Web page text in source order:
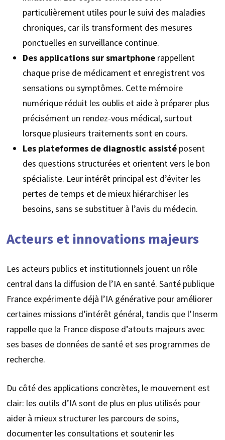
particulièrement utiles pour le suivi des maladies
chroniques, car ils transforment des mesures
ponctuelles en surveillance continue.
Des applications sur smartphonerappellent
chaque prise de médicament et enregistrent vos
sensations ou symptômes. Cette mémoire
numérique réduit les oublis et aide à préparer plus
précisément un rendez-vous médical, surtout
lorsque plusieurs traitements sont en cours.
Les plateformes de diagnostic assistéposent
des questions structurées et orientent vers le bon
spécialiste. Leur intérêt principal est d’éviter les
pertes de temps et de mieux hiérarchiser les
besoins, sans se substituer à l’avis du médecin.
Acteurs et innovations majeurs
Les acteurs publics et institutionnels jouent un rôle
central dans la diffusion de l’IA en santé. Santé publique
France expérimente déjà l’IA générative pour améliorer
certaines missions d’intérêt général, tandis que l’Inserm
rappelle que la France dispose d’atouts majeurs avec
ses bases de données de santé et ses programmes de
recherche.
Du côté des applications concrètes, le mouvement est
clair: les outils d’IA sont de plus en plus utilisés pour
aider à mieux structurer les parcours de soins,
documenter les consultations et soutenir les